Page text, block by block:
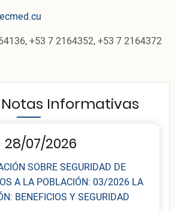
+53 7 2164352, +53 7 2164372
Informativas
28/07/2026
SOBRE SEGURIDAD DE
A LA POBLACIÓN: 03/2026 LA
BENEFICIOS Y SEGURIDAD